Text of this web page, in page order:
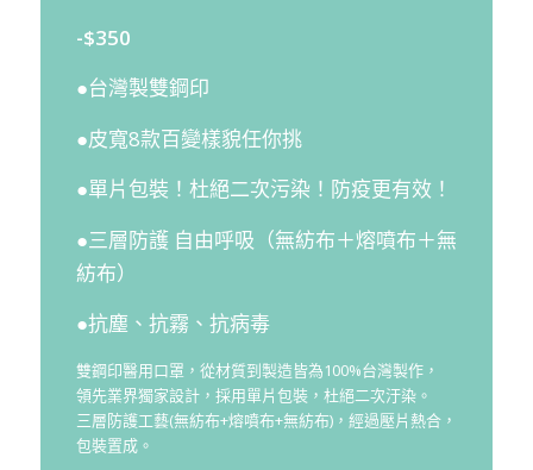
-$350
●台灣製雙鋼印
●皮寬8款百變樣貌任你挑
●單片包裝！杜絕二次污染！防疫更有效！
●三層防護 自由呼吸（無紡布＋熔噴布＋無
紡布）
●抗塵、抗霧、抗病毒
雙鋼印醫用口罩，從材質到製造皆為100%台灣製作，
領先業界獨家設計，採用單片包裝，杜絕二次汙染。
三層防護工藝(無紡布+熔噴布+無紡布)，經過壓片熱合，
包裝置成。